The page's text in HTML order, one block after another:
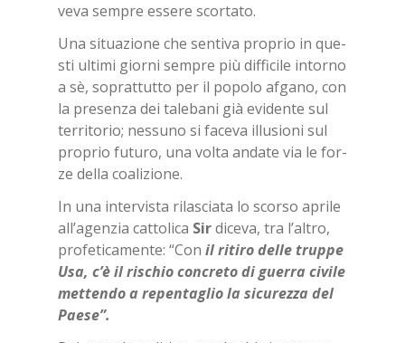
ve­va sem­pre es­se­re scor­ta­to.
Una si­tua­zio­ne che sen­ti­va pro­prio in que­
sti ul­ti­mi gior­ni sem­pre più dif­fi­ci­le in­tor­no
a sè, so­prat­tut­to per il po­po­lo af­ga­no, con
la pre­sen­za dei ta­le­ba­ni già evi­den­te sul
ter­ri­to­rio; nes­su­no si fa­ce­va il­lu­sio­ni sul
pro­prio fu­tu­ro, una vol­ta an­da­te via le for­
ze del­la coa­li­zio­ne.
In una in­ter­vi­sta ri­la­scia­ta lo scor­so apri­le
al­l’a­gen­zia cat­to­li­ca Sirdi­ce­va, tra l’al­tro,
pro­fe­ti­ca­men­te: “Con il ri­ti­ro del­le trup­pe
Usa, c’è il ri­schio con­cre­to di guer­ra ci­vi­le
met­ten­do a re­pen­ta­glio la si­cu­rez­za del
Pae­se”.